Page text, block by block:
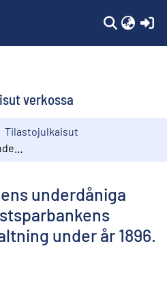
verkossa
Tilastojulkaisut
underdåniga
under år 1896.